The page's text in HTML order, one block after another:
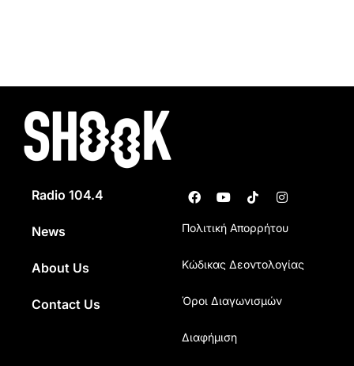
Radio 104.4
News
About Us
Contact Us
Πολιτική Απορρήτου
Κώδικας Δεοντολογίας
Όροι Διαγωνισμών
Διαφήμιση